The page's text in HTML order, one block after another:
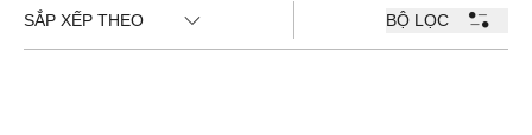
SẮP XẾP THEO BỘ LỌC